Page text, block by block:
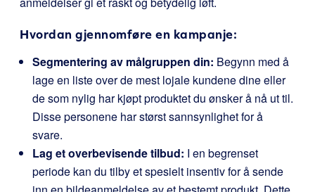
Hvordan gjennomføre en kampanje:
Segmentering av målgruppen din: Begynn med å
lage en liste over de mest lojale kundene dine eller
de som nylig har kjøpt produktet du ønsker å nå ut til.
Disse personene har størst sannsynlighet for å
svare.
Lag et overbevisende tilbud: I en begrenset
periode kan du tilby et spesielt insentiv for å sende